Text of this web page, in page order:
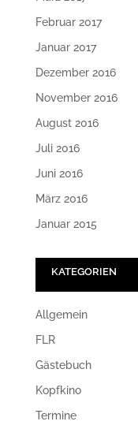
Februar 2017
Januar 2017
Dezember 2016
November 2016
August 2016
Juli 2016
Juni 2016
März 2016
Januar 2015
KATEGORIEN
Allgemein
FLR
Gästebuch
Kopfkino
Termine